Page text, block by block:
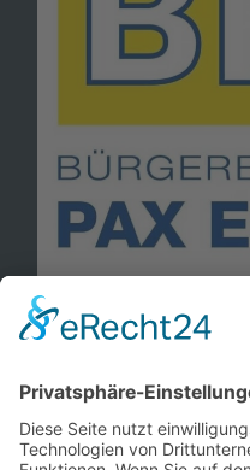
Kontakt
Mitglied werden!